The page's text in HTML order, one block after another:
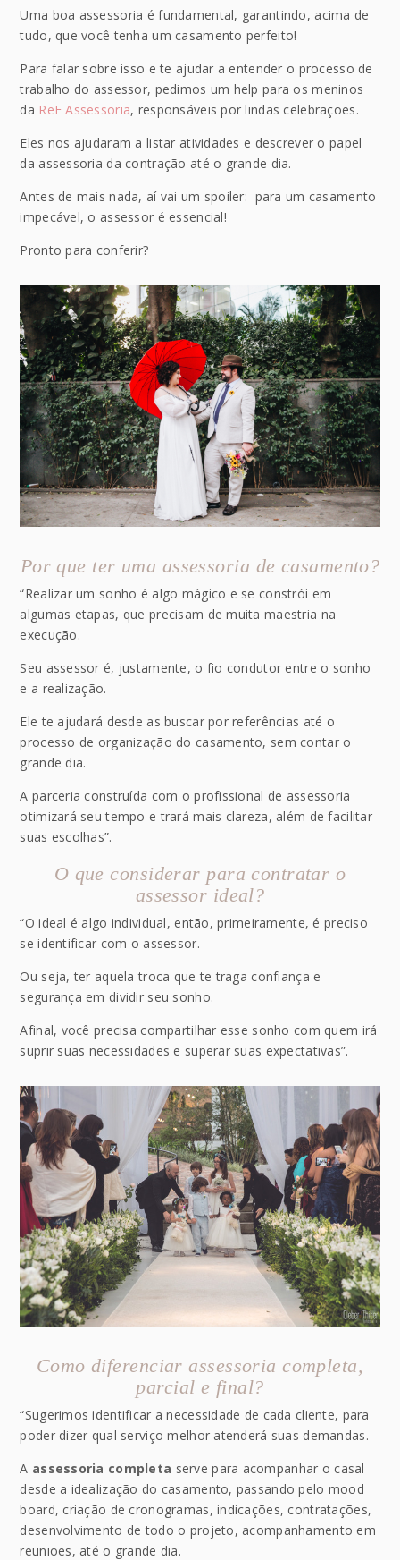
Uma boa assessoria é fundamental, garantindo, acima de
tudo, que você tenha um casamento perfeito!
Para falar sobre isso e te ajudar a entender o processo de
trabalho do assessor, pedimos um help para os meninos
da ReF Assessoria, responsáveis por lindas celebrações.
Eles nos ajudaram a listar atividades e descrever o papel
da assessoria da contração até o grande dia.
Antes de mais nada, aí vai um spoiler: para um casamento
impecável, o assessor é essencial!
Pronto para conferir?
Por que ter uma assessoria de casamento?
“Realizar um sonho é algo mágico e se constrói em
algumas etapas, que precisam de muita maestria na
execução.
Seu assessor é, justamente, o fio condutor entre o sonho
e a realização.
Ele te ajudará desde as buscar por referências até o
processo de organização do casamento, sem contar o
grande dia.
A parceria construída com o profissional de assessoria
otimizará seu tempo e trará mais clareza, além de facilitar
suas escolhas”.
O que considerar para contratar o
assessor ideal?
“O ideal é algo individual, então, primeiramente, é preciso
se identificar com o assessor.
Ou seja, ter aquela troca que te traga confiança e
segurança em dividir seu sonho.
Afinal, você precisa compartilhar esse sonho com quem irá
suprir suas necessidades e superar suas expectativas”.
Como diferenciar assessoria completa,
parcial e final?
“Sugerimos identificar a necessidade de cada cliente, para
poder dizer qual serviço melhor atenderá suas demandas.
A assessoria completa serve para acompanhar o casal
desde a idealização do casamento, passando pelo mood
board, criação de cronogramas, indicações, contratações,
desenvolvimento de todo o projeto, acompanhamento em
reuniões, até o grande dia.